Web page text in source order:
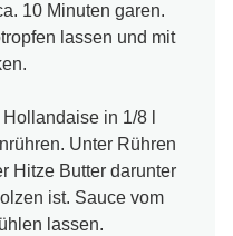
10 Minuten garen.
lassen und mit
in 1/8 l
Unter Rühren
Hitze Butter darunter
ist. Sauce vom
lassen.